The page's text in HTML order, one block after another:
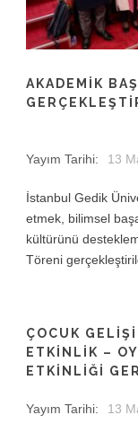
AKADEMIK
Yayım Tarihi: 13
İstanbul Gedik
etmek, bilimsel
kültürünü
Töreni
ÇOCUK
ETKINLIK –
ETKINLIĞI
Yayım Tarihi: 13